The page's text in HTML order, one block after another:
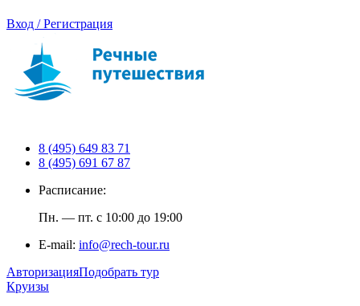
Вход / Регистрация
8 (495) 649 83 71
8 (495) 691 67 87
Расписание:
Пн. — пт. с 10:00 до 19:00
E-mail: info@rech-tour.ru
АвторизацияПодобрать тур
Круизы